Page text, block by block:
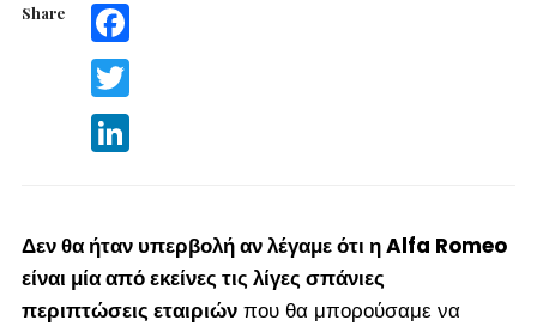
Share Facebook
Twitter
LinkedIn
Δεν θα ήταν υπερβολή αν λέγαμε ότι η Alfa Romeo
είναι μία από εκείνες τις λίγες σπάνιες
περιπτώσεις εταιριώνπου θα μπορούσαμε να